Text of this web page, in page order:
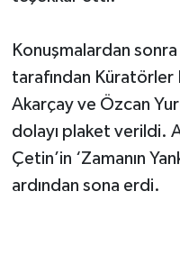
Konuşmalardan
tarafından
Akarçay ve Özcan
dolayı plaket verildi.
Çetin’in ‘Zamanın
ardından sona erdi.